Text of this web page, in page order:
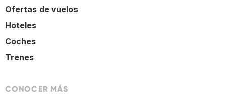
Ofertas de vuelos
Hoteles
Coches
Trenes
CONOCER MÁS